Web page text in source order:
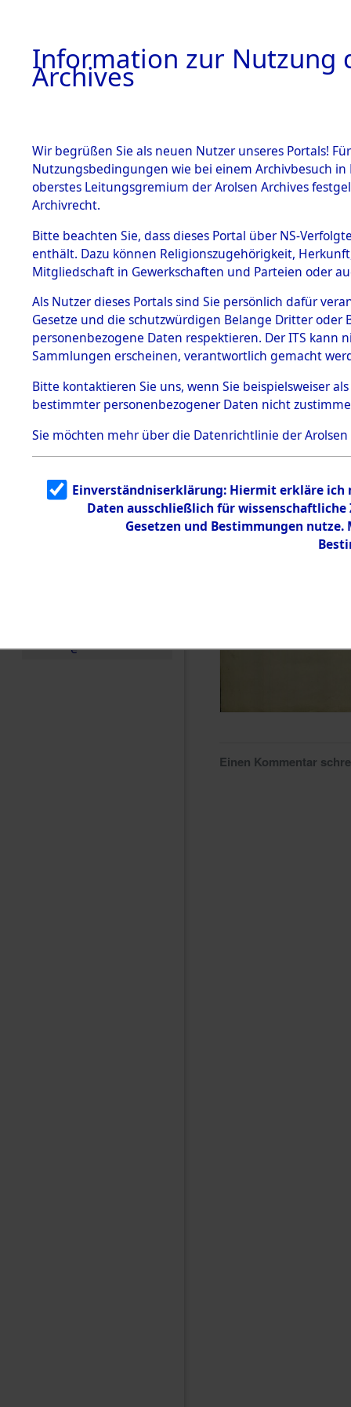
BESTÄNDE
1.
mente
5. Verschiedenes
5.3
Todesmärsche
5.3.1 Alliierte
Erhebungen
zu
Todesmärsch
en
5.3.2
g
5.3.3
Todesmärsch
e
0047
Einen Kommentar
Information zur Nutzung
Archives
Wir begrüßen Sie als neuen Nutzer unseres Portals!
Nutzungsbedingungen wie bei einem Archivbesuch
oberstes Leitungsgremium der Arolsen Archives
Archivrecht.
Bitte beachten Sie, dass dieses Portal über NS-
enthält. Dazu können Religionszugehörigkeit,
Mitgliedschaft in Gewerkschaften und Parteien oder
Als Nutzer dieses Portals sind Sie persönlich dafür
Gesetze und die schutzwürdigen Belange Dritter
personenbezogene Daten respektieren. Der ITS
Sammlungen erscheinen, verantwortlich gemacht
Bitte kontaktieren Sie uns, wenn Sie beispielsweiser
bestimmter personenbezogener Daten nicht
Sie möchten mehr über die Datenrichtlinie der Arolsen
Einverständniserklärung: Hiermit erkläre ich
Daten ausschließlich für
Gesetzen und Bestimmungen